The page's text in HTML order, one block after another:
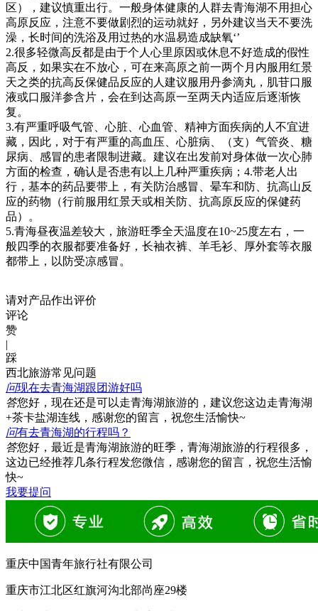
区），建议慎重出行。一般身体健康的人群去青海湖不用担心
高原反应，注意不要做剧烈的运动就好，另外建议当天不要洗
澡，长时间的洗浴及用过热的水温易造成缺氧‘’
2.很多轻微高反都是由于个人心里原因或休息不好造成的假性
高反，如果实在不放心，可在来高原之前一两个月内服用红景
天之类的抗高反保健品反应的人建议服用丹参滴丸，肌苷口服
液或口服洋参含片，会在到达高原一至两天内适应后逐渐恢
复。
3.有严重呼吸气管、心脏、心血管、精神方面疾病的人不宜进
藏，因此，对于有严重的高血压、心脏病、（支）气管炎、糖
尿病、感冒的患者限制进藏。建议在出发前对身体做一次心肺
方面的检查，确认是否患有以上几种严重疾病；4.带老人出
行，基本的药品要带上，有关防治感冒、晕车和防、抗高山反
应的药物（行前服用红景天或相关防、抗高原反应的保健药
品）。
5.青海昼夜温差较大，旅游旺季全天温度在10~25度左右，一
般四季的衣服都要准备好，长袖衣裤、羊毛衫、厚外套等衣服
都带上，以防受凉感冒。
请对产品作出评价
评论
赞
|
踩
西北旅游常见问题
问现在去青海湖跟团游好吗
答您好，现在还是可以走青海湖旅游的，建议您这边走青海湖
+茶卡盐湖连线，感谢您的留言，祝您生活愉快~
问有去青海湖的行程吗？
答您好，最近是青海湖旅游的旺季，青海湖旅游的行程很多，
这边已经推荐几条行程发您微信，感谢您的留言，祝您生活愉
快~
我要提问
重庆中国青年旅行社有限公司
重庆市江北区红旗河沟北部尚座29楼